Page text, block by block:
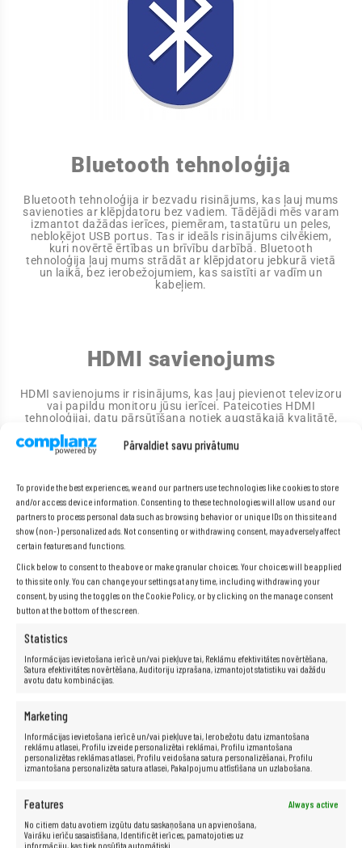
Pārvaldiet savu privātumu
To provide the best experiences, we and our partners use technologies like cookies to store
and/or access device information. Consenting to these technologies will allow us and our
partners to process personal data such as browsing behavior or unique IDs on this site and
show (non-) personalized ads. Not consenting or withdrawing consent, may adversely affect
certain features and functions.
Click below to consent to the above or make granular choices. Your choices will be applied
to this site only. You can change your settings at any time, including withdrawing your
consent, by using the toggles on the Cookie Policy, or by clicking on the manage consent
button at the bottom of the screen.
Statistics
Informācijas ievietošana ierīcē un/vai piekļuve tai, Reklāmu efektivitātes novērtēšana,
Satura efektivitātes novērtēšana, Auditoriju izprašana, izmantojot statistiku vai dažādu
avotu datu kombinācijas.
Marketing
Informācijas ievietošana ierīcē un/vai piekļuve tai, Ierobežotu datu izmantošana
reklāmu atlasei, Profilu izveide personalizētai reklāmai, Profilu izmantošana
personalizētas reklāmas atlasei, Profilu veidošana satura personalizēšanai, Profilu
izmantošana personalizēta satura atlasei, Pakalpojumu attīstīšana un uzlabošana.
Features
Always active
No citiem datu avotiem izgūtu datu saskaņošana un apvienošana,
Vairāku ierīču sasaistīšana, Identificēt ierīces, pamatojoties uz
informāciju, kas tiek nosūtīta automātiski.
Bluetooth tehnoloģija
Bluetooth tehnoloģija ir bezvadu risinājums, kas ļauj mums
savienoties ar klēpjdatoru bez vadiem. Tādējādi mēs varam
izmantot dažādas ierīces, piemēram, tastatūru un peles,
nebloķējot USB portus. Tas ir ideāls risinājums cilvēkiem,
kuri novērtē ērtības un brīvību darbībā. Bluetooth
tehnoloģija ļauj mums strādāt ar klēpjdatoru jebkurā vietā
un laikā, bez ierobežojumiem, kas saistīti ar vadīm un
kabeļiem.
HDMI savienojums
HDMI savienojums ir risinājums, kas ļauj pievienot televizoru
vai papildu monitoru jūsu ierīcei. Pateicoties HDMI
tehnoloģijai, datu pārsūtīšana notiek augstākajā kvalitātē,
plūstošu augstas izšķirtspējas attēlu. HDMI savienojums ir
lieliska iespēja tiem, kuriem nepieciešams augstas kvalitātes
Ražotājs: DELL
Intel® Core™ i5–5300U (3 M kešatmiņa, līdz 2,90
GHz)
Matrica:
15,6 collas